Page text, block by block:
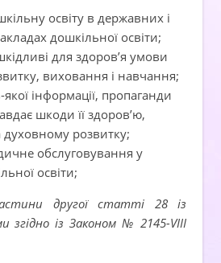
освіту в державних і
дошкільної освіти;
для здоров’я умови
виховання і навчання;
якої інформації, пропаганди
шкоди її здоров’ю,
розвитку;
обслуговування у
освіти;
другої статті 28 із
згідно із Законом № 2145-VIII